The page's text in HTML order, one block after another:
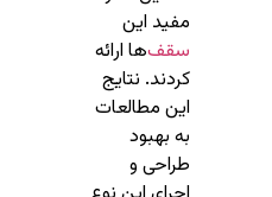
مفید این
سقف‌ها ارائه
کردند. نتایج
این مطالعات
به بهبود
طراحی و